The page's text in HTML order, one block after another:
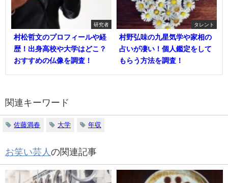
研究者
村松哲文のプロフィールや経
歴！出身高校や大学はどこ？
おすすめの仏像を調査！
タレント
村野弘味の九星気学や家相の
占いが凄い！個人鑑定をして
もらう方法を調査！
関連キーワード
佐藤満春 大学 年収
お笑い芸人 の関連記事